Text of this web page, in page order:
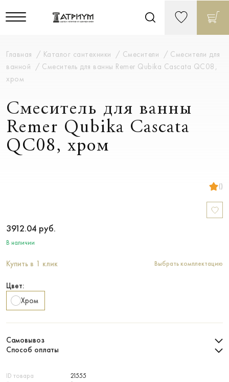
Главная Каталог сантехники Смесители
Смесители для
ванной
Смеситель для ванны Remer Qubika Cascata QC08,
хром
Смеситель для ванны
Remer Qubika Cascata
QC08, хром
()
ID товара
21555
3912.04 руб.
В наличии
Купить в 1 клик Выбрать комплектацию
Цвет:
Хром
Самовывоз
Способ оплаты